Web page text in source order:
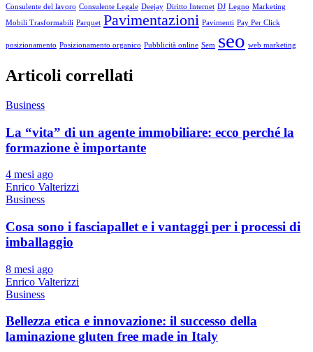
Consulente del lavoro Consulente Legale Deejay Diritto Internet DJ Legno Marketing
Mobili Trasformabili Parquet Pavimentazioni Pavimenti Pay Per Click
posizionamento Posizionamento organico Pubblicità online Sem seo web marketing
Articoli correllati
Business
La “vita” di un agente immobiliare: ecco perché la
formazione è importante
4 mesi ago
Enrico Valterizzi
Business
Cosa sono i fasciapallet e i vantaggi per i processi di
imballaggio
8 mesi ago
Enrico Valterizzi
Business
Bellezza etica e innovazione: il successo della
laminazione gluten free made in Italy